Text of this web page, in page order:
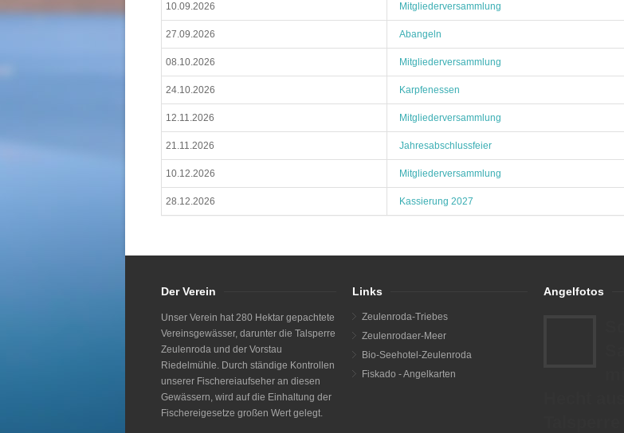
10.09.2026 Mitgliederversammlung
27.09.2026 Abangeln
08.10.2026 Mitgliederversammlung
24.10.2026 Karpfenessen
12.11.2026 Mitgliederversammlung
21.11.2026 Jahresabschlussfeier
10.12.2026 Mitgliederversammlung
28.12.2026 Kassierung 2027
Der Verein
Unser Verein hat 280 Hektar gepachtete
Vereinsgewässer, darunter die Talsperre
Zeulenroda und der Vorstau
Riedelmühle. Durch ständige Kontrollen
unserer Fischereiaufseher an diesen
Gewässern, wird auf die Einhaltung der
Fischereigesetze großen Wert gelegt.
Links
Zeulenroda-Triebes
Zeulenrodaer-Meer
Bio-Seehotel-Zeulenroda
Fiskado - Angelkarten
Angelfotos